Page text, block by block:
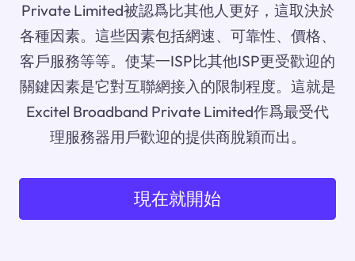
Private Limited被認爲比其他人更好，這取決於
各種因素。這些因素包括網速、可靠性、價格、
客戶服務等等。使某一ISP比其他ISP更受歡迎的
關鍵因素是它對互聯網接入的限制程度。這就是
Excitel Broadband Private Limited作爲最受代
理服務器用戶歡迎的提供商脫穎而出。
現在就開始